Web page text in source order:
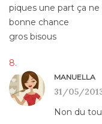
piques une part ça ne
bonne chance
gros bisous
MANUELLA
31/05/
Non du